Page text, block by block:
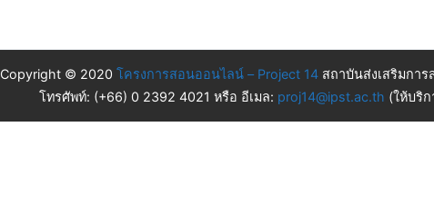
Copyright © 2020 โครงการสอนออนไลน์ – Project 14 สถาบันส่งเสริมกา
โทรศัพท์: (+66) 0 2392 4021 หรือ อีเมล: proj14@ipst.ac.th (ให้บริ